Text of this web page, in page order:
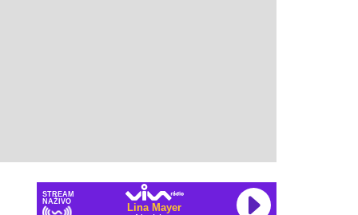
STREAM
NAŽIVO
Lina Mayer